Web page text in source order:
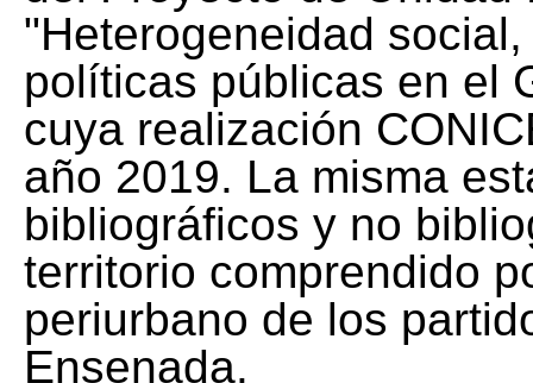
"Heterogeneidad
políticas públicas en el
cuya realización
año 2019. La misma
bibliográficos y no
territorio comprendido
periurbano de los
Ensenada.